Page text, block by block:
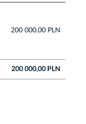
200 000,00 PLN
200 000,00 PLN